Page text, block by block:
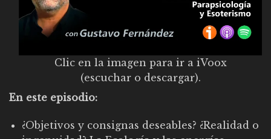
Clic en la imagen para ir a iVoox
(escuchar o descargar).
En este episodio:
¿Objetivos y consignas deseables? ¿Realidad o